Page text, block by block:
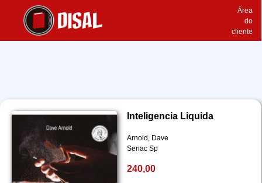
Área
do
cliente
Inteligencia Liquida
Arnold, Dave
Senac Sp
240,00